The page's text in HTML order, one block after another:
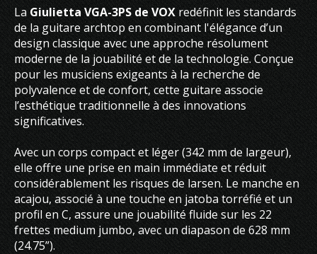
La Giulietta VGA-3PS de VOX redéfinit les standards
de la guitare archtop en combinant l'élégance d’un
design classique avec une approche résolument
moderne de la jouabilité et de la technologie. Conçue
pour les musiciens exigeants à la recherche de
polyvalence et de confort, cette guitare associe
l’esthétique traditionnelle à des innovations
significatives.
Avec un corps compact et léger (342 mm de largeur),
elle offre une prise en main immédiate et réduit
considérablement les risques de larsen. Le manche en
acajou, associé à une touche en jatoba torréfié et un
profil en C, assure une jouabilité fluide sur les 22
frettes medium jumbo, avec un diapason de 628 mm
(24.75”).